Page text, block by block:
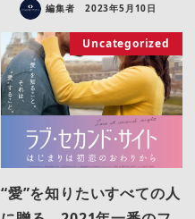
編集者 2023年5月10日
Uncategorized
“愛”を知りたいすべての人